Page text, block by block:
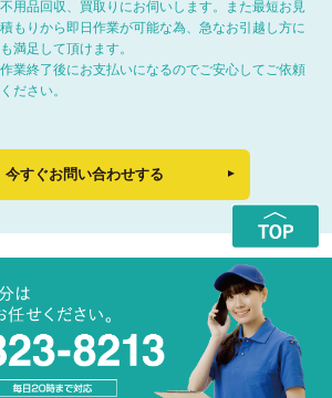
不用品回収、 買取りにお伺いします。また最短お見
積もりから即日作業が可能な為、急なお引越し方に
も満足して頂けます。
作業終了後にお支払いになるのでご安心してご依頼
ください。
今すぐお問い合わせする